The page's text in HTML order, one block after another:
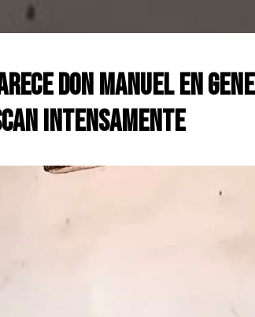
Don Manuel en
intensamente